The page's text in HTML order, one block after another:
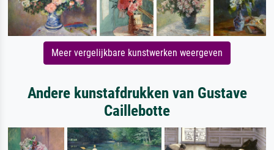
Meer vergelijkbare kunstwerken weergeven
Andere kunstafdrukken van Gustave
Caillebotte